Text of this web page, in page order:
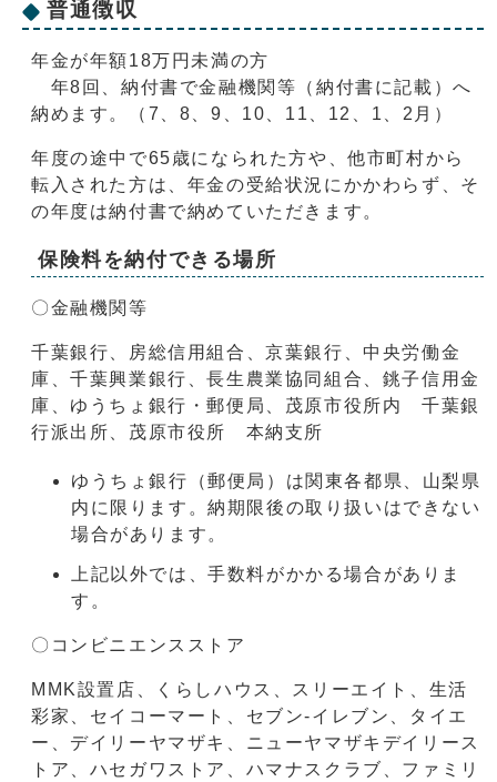
普通徴収
年金が年額18万円未満の方
年8回、納付書で金融機関等（納付書に記載）へ
納めます。（7、8、9、10、11、12、1、2月）
年度の途中で65歳になられた方や、他市町村から
転入された方は、年金の受給状況にかかわらず、そ
の年度は納付書で納めていただきます。
保険料を納付できる場所
〇金融機関等
千葉銀行、房総信用組合、京葉銀行、中央労働金
庫、千葉興業銀行、長生農業協同組合、銚子信用金
庫、ゆうちょ銀行・郵便局、茂原市役所内 千葉銀
行派出所、茂原市役所 本納支所
ゆうちょ銀行（郵便局）は関東各都県、山梨県
内に限ります。納期限後の取り扱いはできない
場合があります。
上記以外では、手数料がかかる場合がありま
す。
〇コンビニエンスストア
MMK設置店、くらしハウス、スリーエイト、生活
彩家、セイコーマート、セブン-イレブン、タイエ
ー、デイリーヤマザキ、ニューヤマザキデイリース
トア、ハセガワストア、ハマナスクラブ、ファミリ